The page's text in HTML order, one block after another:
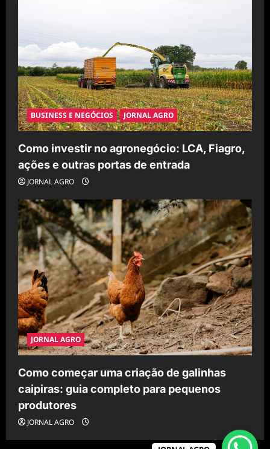
BUSINESS E NEGÓCIOS JORNAL AGRO
Como investir no agronegócio: LCA, Fiagro,
ações e outras portas de entrada
JORNAL AGRO
JORNAL AGRO
Como começar uma criação de galinhas
caipiras: guia completo para pequenos
produtores
JORNAL AGRO